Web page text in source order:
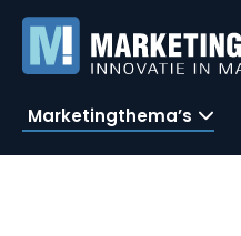
Marketingthema’s